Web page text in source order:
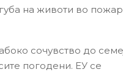
на животи во
сочувство до
погодени. ЕУ се